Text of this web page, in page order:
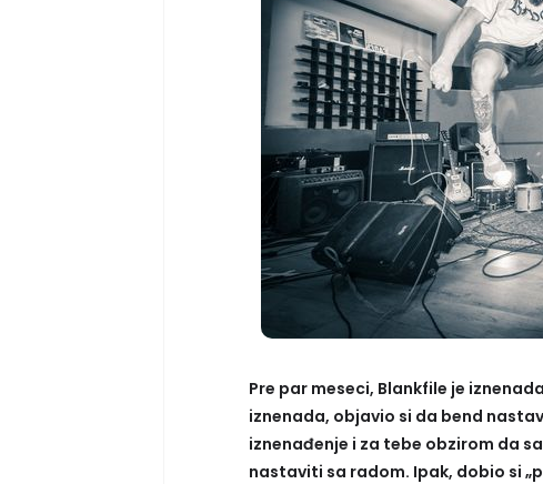
Pre par meseci, Blankfile je
iznenada, objavio si da bend
iznenađenje i za tebe obzirom da
nastaviti sa radom. Ipak, dobio si